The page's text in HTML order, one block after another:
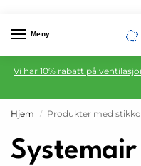
Meny
Vi har 10% rabatt på
Hjem / Produkter med